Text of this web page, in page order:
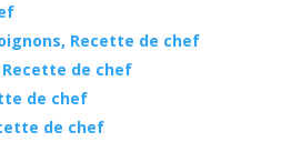
Recette de chef
de chef
de chef
de chef